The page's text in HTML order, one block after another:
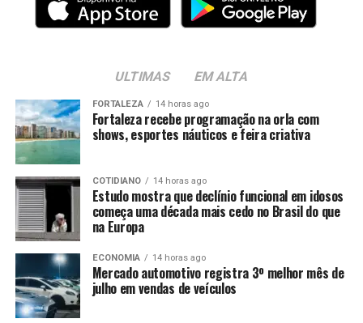
ULTIMAS EM ALTA
FORTALEZA 14 horas ago
Fortaleza recebe programação na orla com
shows, esportes náuticos e feira criativa
COTIDIANO 14 horas ago
Estudo mostra que declínio funcional em idosos
começa uma década mais cedo no Brasil do que
na Europa
ECONOMIA 14 horas ago
Mercado automotivo registra 3º melhor mês de
julho em vendas de veículos